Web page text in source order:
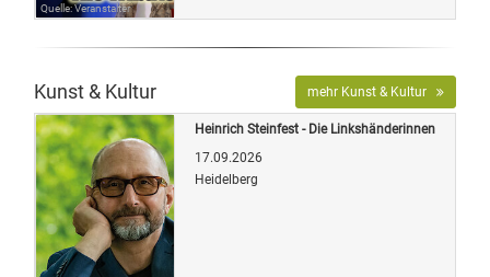
Quelle: Veranstalter
Kunst & Kultur mehr Kunst & Kultur
Heinrich Steinfest - Die Linkshänderinnen
17.09.2026
Heidelberg